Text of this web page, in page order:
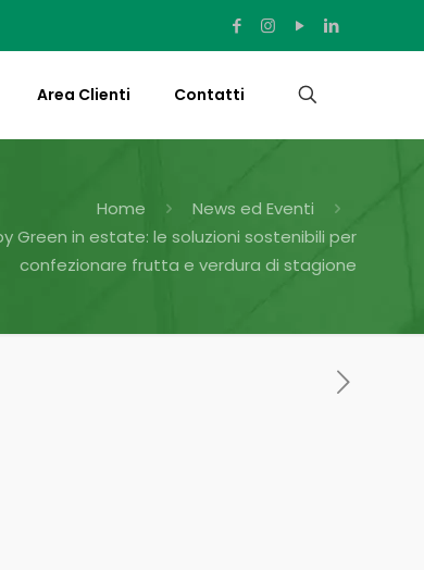
Area Clienti Contatti
Home
News ed Eventi
Green in estate: le soluzioni sostenibili per
confezionare frutta e verdura di stagione